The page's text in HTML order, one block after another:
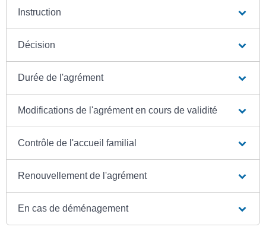
Instruction
Décision
Durée de l'agrément
Modifications de l'agrément en cours de validité
Contrôle de l'accueil familial
Renouvellement de l'agrément
En cas de déménagement